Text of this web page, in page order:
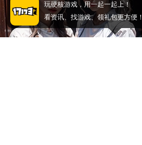
玩硬核游戏，用一起一起上！
看资讯、找游戏、领礼包更方便！